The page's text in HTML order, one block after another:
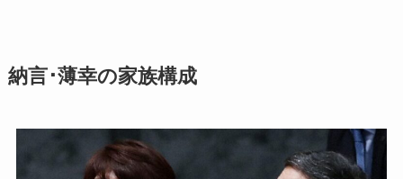
納言･薄幸の家族構成